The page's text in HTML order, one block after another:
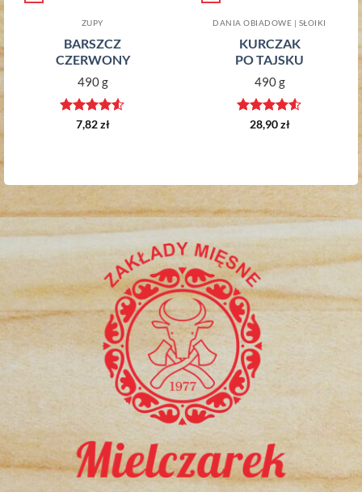
ZUPY
BARSZCZ
CZERWONY
490 g
Oceniono
7,82zł
DANIA OBIADOWE | SŁOIKI
KURCZAK
PO TAJSKU
490 g
Oceniono
28,90zł